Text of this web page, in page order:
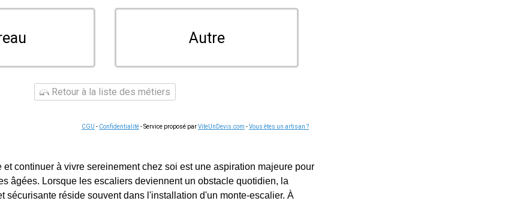
Autre
Retour à la liste des métiers
CGU - Confidentialité- Service proposé parViteUnDevis.com -Vous êtes un artisan ?
et continuer à vivre sereinement chez soi est une aspiration majeure pour
âgées. Lorsque les escaliers deviennent un obstacle quotidien, la
sécurisante réside souvent dans l'installation d'un monte-escalier. À